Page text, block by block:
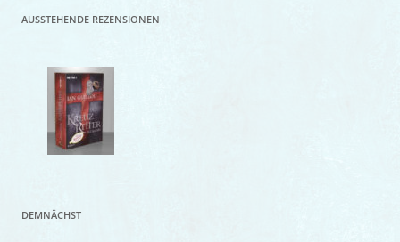
AUSSTEHENDE REZENSIONEN
DEMNÄCHST